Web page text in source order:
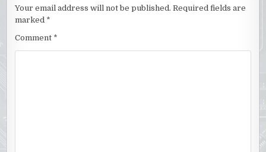
Your email address will not be published. Required fields are
marked *
Comment *